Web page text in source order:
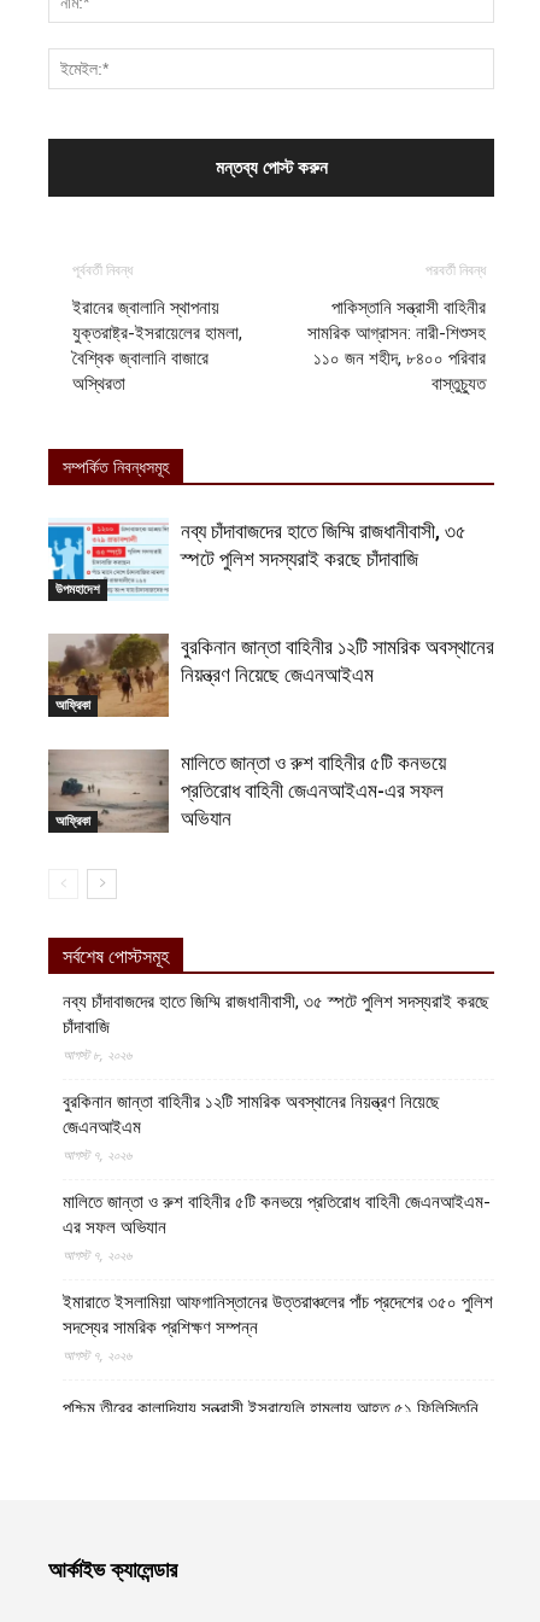
পূর্ববর্তী নিবন্ধ
ইরানের জ্বালানি স্থাপনায়
যুক্তরাষ্ট্র-ইসরায়েলের হামলা,
বৈশ্বিক জ্বালানি বাজারে
অস্থিরতা
পরবর্তী নিবন্ধ
পাকিস্তানি সন্ত্রাসী বাহিনীর
সামরিক আগ্রাসন: নারী-শিশুসহ
১১০ জন শহীদ, ৮৪০০ পরিবার
বাস্তুচ্যুত
সম্পর্কিত নিবন্ধসমূহ
উপমহাদেশ
নব্য চাঁদাবাজদের হাতে জিম্মি রাজধানীবাসী, ৩৫
স্পটে পুলিশ সদস্যরাই করছে চাঁদাবাজি
আফ্রিকা
বুরকিনান জান্তা বাহিনীর ১২টি সামরিক অবস্থানের
নিয়ন্ত্রণ নিয়েছে জেএনআইএম
আফ্রিকা
মালিতে জান্তা ও রুশ বাহিনীর ৫টি কনভয়ে
প্রতিরোধ বাহিনী জেএনআইএম-এর সফল
অভিযান
সর্বশেষ পোস্টসমূহ
নব্য চাঁদাবাজদের হাতে জিম্মি রাজধানীবাসী, ৩৫ স্পটে পুলিশ সদস্যরাই করছে
চাঁদাবাজি
আগস্ট ৮, ২০২৬
বুরকিনান জান্তা বাহিনীর ১২টি সামরিক অবস্থানের নিয়ন্ত্রণ নিয়েছে
জেএনআইএম
আগস্ট ৭, ২০২৬
মালিতে জান্তা ও রুশ বাহিনীর ৫টি কনভয়ে প্রতিরোধ বাহিনী জেএনআইএম-
এর সফল অভিযান
আগস্ট ৭, ২০২৬
ইমারাতে ইসলামিয়া আফগানিস্তানের উত্তরাঞ্চলের পাঁচ প্রদেশের ৩৫০ পুলিশ
সদস্যের সামরিক প্রশিক্ষণ সম্পন্ন
আগস্ট ৭, ২০২৬
পশ্চিম তীরের কালান্দিয়ায় সন্ত্রাসী ইসরায়েলি হামলায় আহত ৫১ ফিলিস্তিনি
বগুড়ায় ছিনতাই দেখে ফেলায় শিশুকে হত্যা, ধানক্ষেতে মিললো মাটিচাপা লাশ
আর্কাইভ ক্যালেন্ডার